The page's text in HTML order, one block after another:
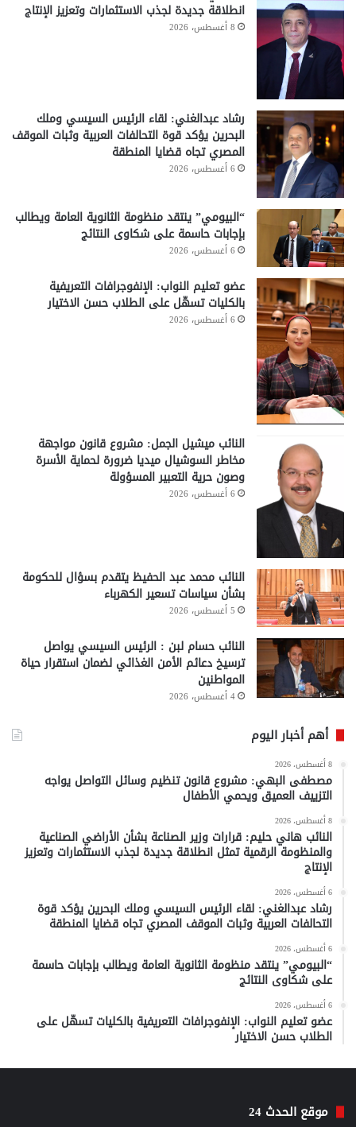
انطلاقة جديدة لجذب الاستثمارات وتعزيز الإنتاج
8 أغسطس، 2026
رشاد عبدالغني: لقاء الرئيس السيسي وملك
البحرين يؤكد قوة التحالفات العربية وثبات الموقف
المصري تجاه قضايا المنطقة
6 أغسطس، 2026
“البيومي” ينتقد منظومة الثانوية العامة ويطالب
بإجابات حاسمة على شكاوى النتائج
6 أغسطس، 2026
عضو تعليم النواب: الإنفوجرافات التعريفية
بالكليات تسهّل على الطلاب حسن الاختيار
6 أغسطس، 2026
النائب ميشيل الجمل: مشروع قانون مواجهة
مخاطر السوشيال ميديا ضرورة لحماية الأسرة
وصون حرية التعبير المسؤولة
6 أغسطس، 2026
النائب محمد عبد الحفيظ يتقدم بسؤال للحكومة
بشأن سياسات تسعير الكهرباء
5 أغسطس، 2026
النائب حسام لبن : الرئيس السيسي يواصل
ترسيخ دعائم الأمن الغذائي لضمان استقرار حياة
المواطنين
4 أغسطس، 2026
أهم أخبار اليوم
8 أغسطس، 2026
مصطفى البهي: مشروع قانون تنظيم وسائل التواصل يواجه
التزييف العميق ويحمي الأطفال
8 أغسطس، 2026
النائب هاني حليم: قرارات وزير الصناعة بشأن الأراضي الصناعية
والمنظومة الرقمية تمثل انطلاقة جديدة لجذب الاستثمارات وتعزيز
الإنتاج
6 أغسطس، 2026
رشاد عبدالغني: لقاء الرئيس السيسي وملك البحرين يؤكد قوة
التحالفات العربية وثبات الموقف المصري تجاه قضايا المنطقة
6 أغسطس، 2026
“البيومي” ينتقد منظومة الثانوية العامة ويطالب بإجابات حاسمة
على شكاوى النتائج
6 أغسطس، 2026
عضو تعليم النواب: الإنفوجرافات التعريفية بالكليات تسهّل على
الطلاب حسن الاختيار
موقع الحدث 24